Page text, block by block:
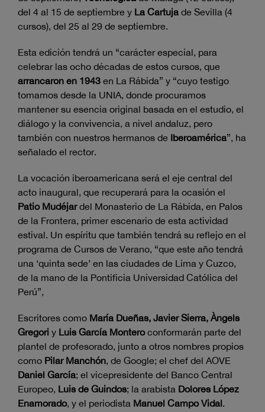
del 4 al 15 de septiembre y La Cartuja de Sevilla (4
cursos), del 25 al 29 de septiembre.
Esta edición tendrá un “carácter especial, para
celebrar las ocho décadas de estos cursos, que
arrancaron en 1943 en La Rábida” y “cuyo testigo
tomamos desde la UNIA, donde procuramos
mantener su esencia original basada en el estudio, el
diálogo y la convivencia, a nivel andaluz, pero
también con nuestros hermanos de Iberoamérica”, ha
señalado el rector.
La vocación iberoamericana será el eje central del
acto inaugural, que recuperará para la ocasión el
Patio Mudéjardel Monasterio de La Rábida, en Palos
de la Frontera, primer escenario de esta actividad
estival. Un espíritu que también tendrá su reflejo en el
programa de Cursos de Verano, “que este año tendrá
una ‘quinta sede’ en las ciudades de Lima y Cuzco,
de la mano de la Pontificia Universidad Católica del
Perú”,
Escritores como María Dueñas, Javier Sierra, Àngels
Gregori y Luis García Monteroconformarán parte del
plantel de profesorado, junto a otros nombres propios
como Pilar Manchón, de Google; el chef del AOVE
Daniel García; el vicepresidente del Banco Central
Europeo, Luis de Guindos; la arabista Dolores López
Enamorado, y el periodista Manuel Campo Vidal.